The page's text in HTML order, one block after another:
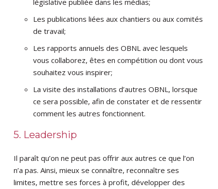
législative publiée dans les médias;
Les publications liées aux chantiers ou aux comités
de travail;
Les rapports annuels des OBNL avec lesquels
vous collaborez, êtes en compétition ou dont vous
souhaitez vous inspirer;
La visite des installations d’autres OBNL, lorsque
ce sera possible, afin de constater et de ressentir
comment les autres fonctionnent.
5. Leadership
Il paraît qu’on ne peut pas offrir aux autres ce que l’on
n’a pas. Ainsi, mieux se connaître, reconnaître ses
limites, mettre ses forces à profit, développer des